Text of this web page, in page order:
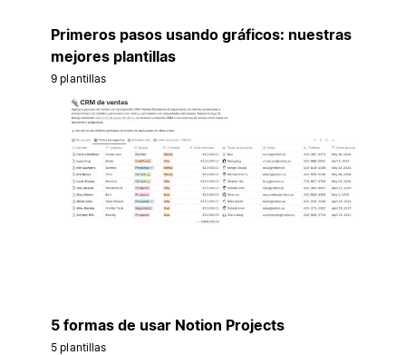
Primeros pasos usando gráficos: nuestras
mejores plantillas
9 plantillas
5 formas de usar Notion Projects
5 plantillas